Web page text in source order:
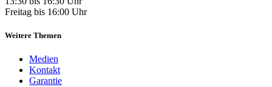
Freitag bis 16:00 Uhr
Weitere Themen
Medien
Kontakt
Garantie